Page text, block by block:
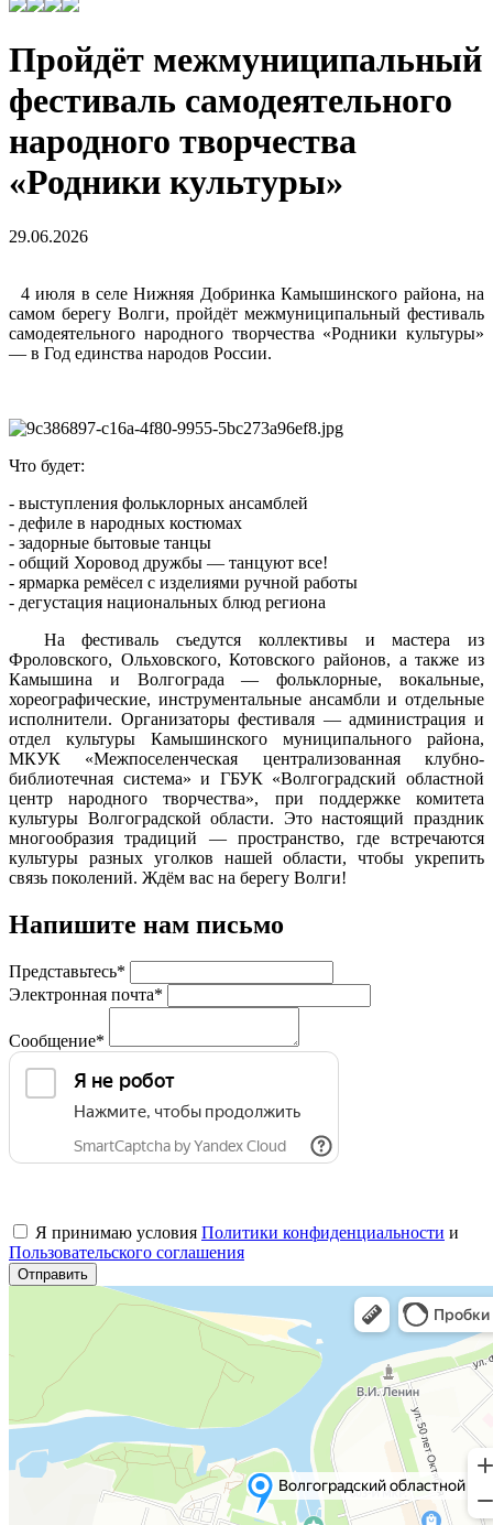
Пройдёт межмуниципальный
фестиваль самодеятельного
народного творчества
«Родники культуры»
29.06.2026
4 июля в селе Нижняя Добринка Камышинского района, на
самом берегу Волги, пройдёт межмуниципальный фестиваль
самодеятельного народного творчества «Родники культуры»
— в Год единства народов России.
Что будет:
- выступления фольклорных ансамблей
- дефиле в народных костюмах
- задорные бытовые танцы
- общий Хоровод дружбы — танцуют все!
- ярмарка ремёсел с изделиями ручной работы
- дегустация национальных блюд региона
На фестиваль съедутся коллективы и мастера из
Фроловского, Ольховского, Котовского районов, а также из
Камышина и Волгограда — фольклорные, вокальные,
хореографические, инструментальные ансамбли и отдельные
исполнители. Организаторы фестиваля — администрация и
отдел культуры Камышинского муниципального района,
МКУК «Межпоселенческая централизованная клубно-
библиотечная система» и ГБУК «Волгоградский областной
центр народного творчества», при поддержке комитета
культуры Волгоградской области. Это настоящий праздник
многообразия традиций — пространство, где встречаются
культуры разных уголков нашей области, чтобы укрепить
связь поколений. Ждём вас на берегу Волги!
Напишите нам письмо
Представьтесь*
Электронная почта*
Сообщение*
Я принимаю условия Политики конфиденциальности и
Пользовательского соглашения
Отправить